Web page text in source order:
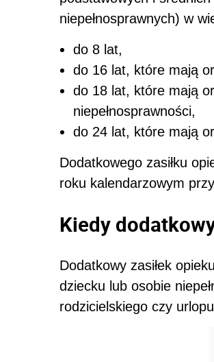
niepełnosprawnych) w
do 8 lat,
do 16 lat, które mają
do 18 lat, które mają
niepełnosprawności,
do 24 lat, które mają
Dodatkowego zasiłku
roku kalendarzowym
Kiedy
Dodatkowy zasiłek
dziecku lub osobie
rodzicielskiego czy